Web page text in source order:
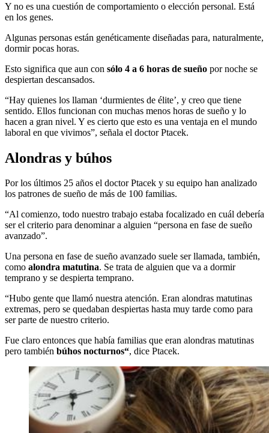
Y no es una cuestión de comportamiento o elección personal. Está
en los genes.
Algunas personas están genéticamente diseñadas para, naturalmente,
dormir pocas horas.
Esto significa que aun con sólo 4 a 6 horas de sueño por noche se
despiertan descansados.
“Hay quienes los llaman ‘durmientes de élite’, y creo que tiene
sentido. Ellos funcionan con muchas menos horas de sueño y lo
hacen a gran nivel. Y es cierto que esto es una ventaja en el mundo
laboral en que vivimos”, señala el doctor Ptacek.
Alondras y búhos
Por los últimos 25 años el doctor Ptacek y su equipo han analizado
los patrones de sueño de más de 100 familias.
“Al comienzo, todo nuestro trabajo estaba focalizado en cuál debería
ser el criterio para denominar a alguien “persona en fase de sueño
avanzado”.
Una persona en fase de sueño avanzado suele ser llamada, también,
como alondra matutina. Se trata de alguien que va a dormir
temprano y se despierta temprano.
“Hubo gente que llamó nuestra atención. Eran alondras matutinas
extremas, pero se quedaban despiertas hasta muy tarde como para
ser parte de nuestro criterio.
Fue claro entonces que había familias que eran alondras matutinas
pero también búhos nocturnos“, dice Ptacek.